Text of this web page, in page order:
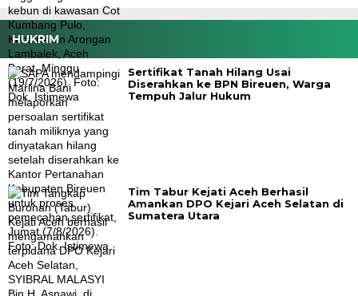
HUKRIM
Sertifikat Tanah Hilang Usai
Diserahkan ke BPN Bireuen, Warga
Tempuh Jalur Hukum
Tim Tabur Kejati Aceh Berhasil
Amankan DPO Kejari Aceh Selatan di
Sumatera Utara